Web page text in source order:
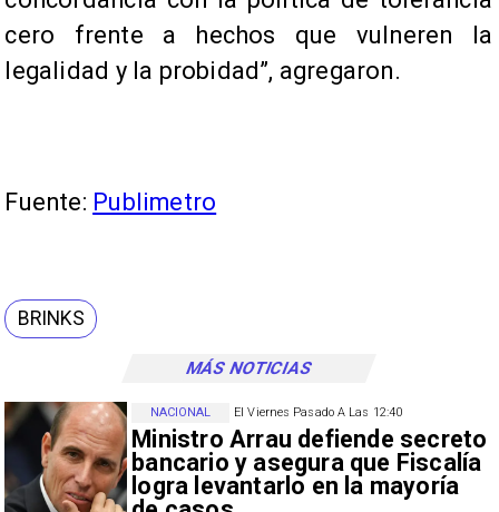
MÁS NOTICIAS
El Viernes Pasado A Las 12:40
Ministro Arrau defiende secreto
bancario y asegura que Fiscalía
logra levantarlo en la mayoría
NACIONAL
cero frente a hechos que vulneren la
legalidad y la probidad”, agregaron.
Fuente: Publimetro
BRINKS